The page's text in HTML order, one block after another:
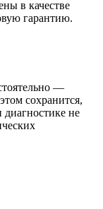
в качестве
гарантию.
—
сохранится,
не